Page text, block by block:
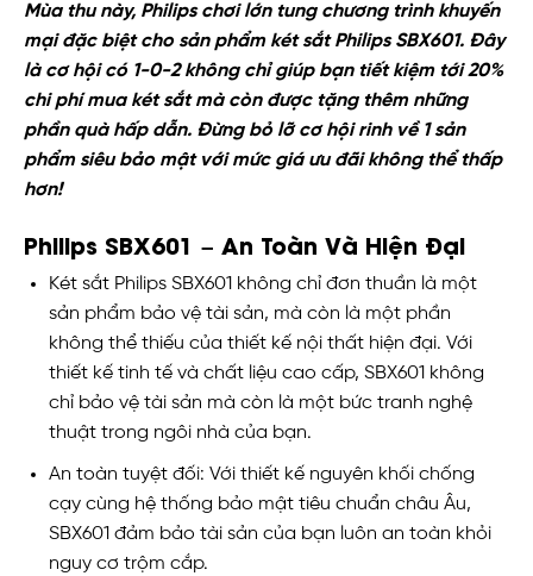
Mùa thu này, Philips chơi lớn tung chương trình khuyến
mại đặc biệt cho sản phẩm két sắt Philips SBX601. Đây
là cơ hội có 1-0-2 không chỉ giúp bạn tiết kiệm tới 20%
chi phí mua két sắt mà còn được tặng thêm những
phần quà hấp dẫn. Đừng bỏ lỡ cơ hội rinh về 1 sản
phẩm siêu bảo mật với mức giá ưu đãi không thể thấp
hơn!
Philips SBX601 – An Toàn Và Hiện Đại
Két sắt Philips SBX601 không chỉ đơn thuần là một
sản phẩm bảo vệ tài sản, mà còn là một phần
không thể thiếu của thiết kế nội thất hiện đại. Với
thiết kế tinh tế và chất liệu cao cấp, SBX601 không
chỉ bảo vệ tài sản mà còn là một bức tranh nghệ
thuật trong ngôi nhà của bạn.
An toàn tuyệt đối: Với thiết kế nguyên khối chống
cạy cùng hệ thống bảo mật tiêu chuẩn châu Âu,
SBX601 đảm bảo tài sản của bạn luôn an toàn khỏi
nguy cơ trộm cắp.